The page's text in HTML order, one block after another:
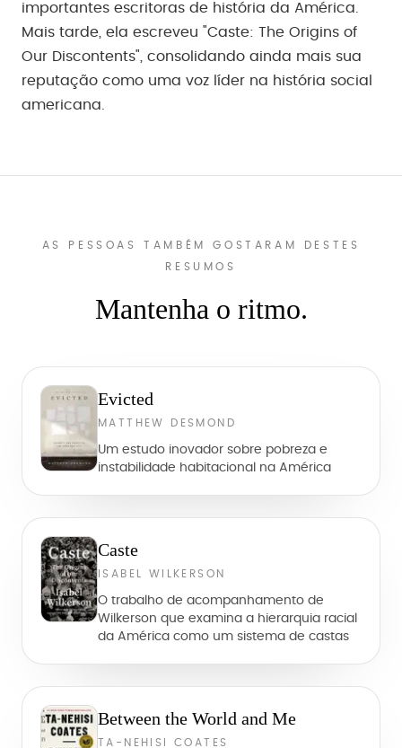
importantes escritoras de história da América.
Mais tarde, ela escreveu "Caste: The Origins of
Our Discontents", consolidando ainda mais sua
reputação como uma voz líder na história social
americana.
AS PESSOAS TAMBÉM GOSTARAM DESTES
RESUMOS
Mantenha o ritmo.
Evicted
MATTHEW DESMOND
Um estudo inovador sobre pobreza e
instabilidade habitacional na América
Caste
ISABEL WILKERSON
O trabalho de acompanhamento de
Wilkerson que examina a hierarquia racial
da América como um sistema de castas
Between the World and Me
TA-NEHISI COATES